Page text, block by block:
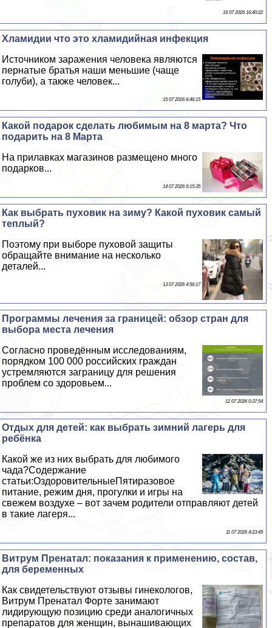
16 07 2026 16:40:22
Хлaмидии что это xлaмидийная инфекция
Источником заражения человека являются
пернатые братья наши меньшие (чаще
гoлyби), а также человек...
15 07 2026 6:46:15
Какой подарок сделать любимым на 8 марта? Что
подарить на 8 Марта
На прилавках магазинов размещено много
подарков...
14 07 2026 9:15:35
Как выбрать пуховик на зиму? Какой пуховик самый
теплый?
Поэтому при выборе пуховой защиты
обращайте внимание на несколько
деталей...
13 07 2026 4:56:17
Программы лечения за границей: обзор стран для
выбора места лечения
Согласно проведённым исследованиям,
порядком 100 000 российских граждан
устремляются заграницу для решения
проблем со здоровьем...
12 07 2026 0:37:54
Отдых для детей: как выбрать зимний лагерь для
ребёнка
Какой же из них выбрать для любимого
чада?Содержание
статьи:ОздоровительныеПятиразовое
питание, режим дня, прогулки и игры на
свежем воздухе – вот зачем родители отправляют детей
в такие лагеря...
11 07 2026 4:23:49
Витрум Пренатал: показания к применению, состав,
для беременных
Как свидетельствуют отзывы гинекологов,
Витрум Пренатал Форте занимают
лидирующую позицию среди аналогичных
препаратов для женщин, вынашивающих